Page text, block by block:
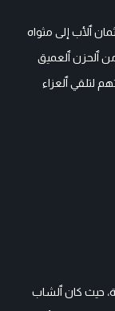
ٱلأب إلى مثواه
من ٱلحزن ٱلعميق
لتلقي ٱلعزاء
حيث كان ٱلشاب